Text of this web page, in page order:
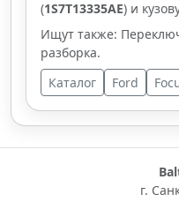
(1S7T13335AE) и
Ищут также:
разборка.
Каталог
Ford
г.